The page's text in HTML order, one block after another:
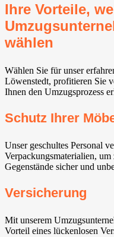
Ihre Vorteile,
wählen
Wählen Sie für unser
Löwenstedt, profitieren Sie
Ihnen den Umzugsprozess
Schutz Ihrer
Unser geschultes Personal
Verpackungsmaterialien,
Gegenstände sicher und
Versicherung
Mit unserem
Vorteil eines lückenlosen